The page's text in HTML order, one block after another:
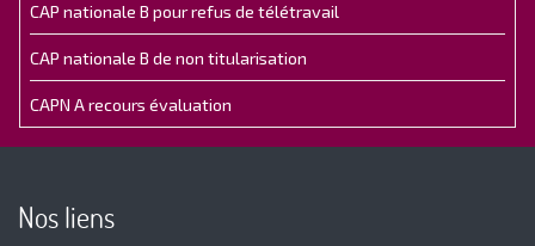
CAP nationale B pour refus de télétravail
CAP nationale B de non titularisation
CAPN A recours évaluation
Nos liens